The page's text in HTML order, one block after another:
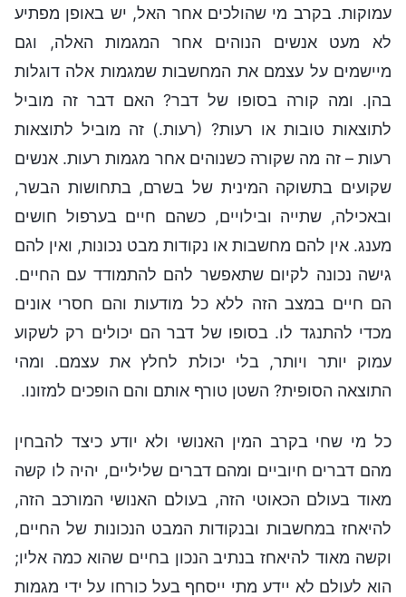
עמוקות. בקרב מי שהולכים אחר האל, יש באופן מפתיע
לא מעט אנשים הנוהים אחר המגמות האלה, וגם
מיישמים על עצמם את המחשבות שמגמות אלה דוגלות
בהן. ומה קורה בסופו של דבר? האם דבר זה מוביל
לתוצאות טובות או רעות? (רעות.) זה מוביל לתוצאות
רעות – זה מה שקורה כשנוהים אחר מגמות רעות. אנשים
שקועים בתשוקה המינית של בשרם, בתחושות הבשר,
ובאכילה, שתייה ובילויים, כשהם חיים בערפול חושים
מענג. אין להם מחשבות או נקודות מבט נכונות, ואין להם
גישה נכונה לקיום שתאפשר להם להתמודד עם החיים.
הם חיים במצב הזה ללא כל מודעות והם חסרי אונים
מכדי להתנגד לו. בסופו של דבר הם יכולים רק לשקוע
עמוק יותר ויותר, בלי יכולת לחלץ את עצמם. ומהי
התוצאה הסופית? השטן טורף אותם והם הופכים למזונו.
כל מי שחי בקרב המין האנושי ולא יודע כיצד להבחין
מהם דברים חיוביים ומהם דברים שליליים, יהיה לו קשה
מאוד בעולם הכאוטי הזה, בעולם האנושי המורכב הזה,
להיאחז במחשבות ובנקודות המבט הנכונות של החיים,
וקשה מאוד להיאחז בנתיב הנכון בחיים שהוא כמה אליו;
הוא לעולם לא יידע מתי ייסחף בעל כורחו על ידי מגמות